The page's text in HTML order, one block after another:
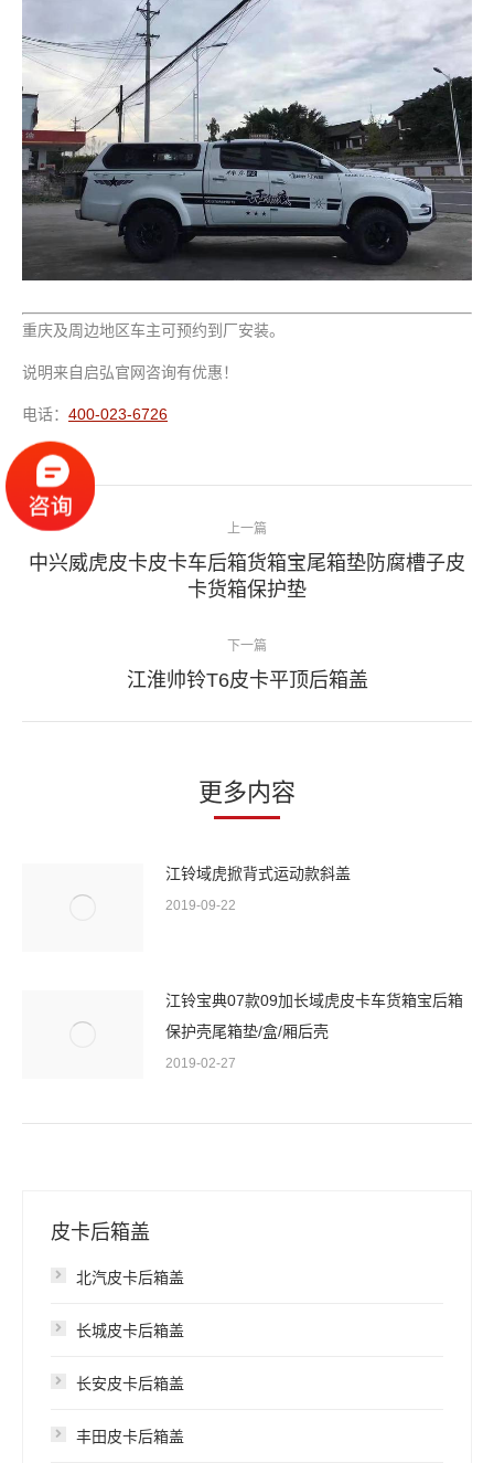
重庆及周边地区车主可预约到厂安装。
说明来自启弘官网咨询有优惠！
电话： 400-023-6726
文
章
导
上一篇
上
一
篇：
中兴威虎皮卡皮卡车后箱货箱宝尾箱垫防腐槽子皮
卡货箱保护垫
下一篇
下
江淮帅铃T6皮卡平顶后箱盖
更多内容
江铃域虎掀背式运动款斜盖
2019-09-22
江铃宝典07款09加长域虎皮卡车货箱宝后箱
保护壳尾箱垫/盒/厢后壳
2019-02-27
皮卡后箱盖
北汽皮卡后箱盖
长城皮卡后箱盖
长安皮卡后箱盖
丰田皮卡后箱盖